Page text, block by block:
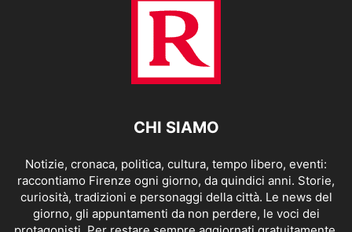
CHI SIAMO
Notizie, cronaca, politica, cultura, tempo libero, eventi:
raccontiamo Firenze ogni giorno, da quindici anni. Storie,
curiosità, tradizioni e personaggi della città. Le news del
giorno, gli appuntamenti da non perdere, le voci dei